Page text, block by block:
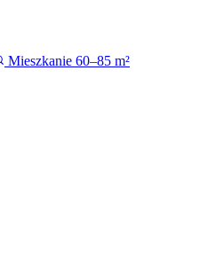
Mieszkanie 60–85 m²